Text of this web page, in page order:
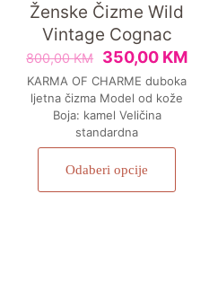
Ženske Čizme Wild
Vintage Cognac
800,00KM 350,00 KM
KARMA OF CHARME duboka
ljetna čizma Model od kože
Boja: kamel Veličina
standardna
Odaberi opcije